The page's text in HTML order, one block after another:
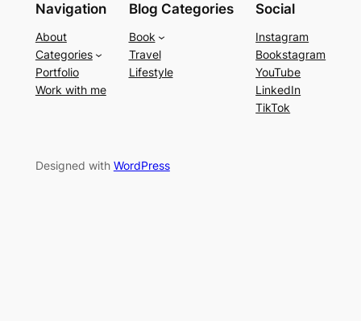
Navigation
About
Categories
Portfolio
Work with me
Blog Categories
Book
Travel
Lifestyle
Social
Instagram
Bookstagram
YouTube
LinkedIn
TikTok
Designed with WordPress